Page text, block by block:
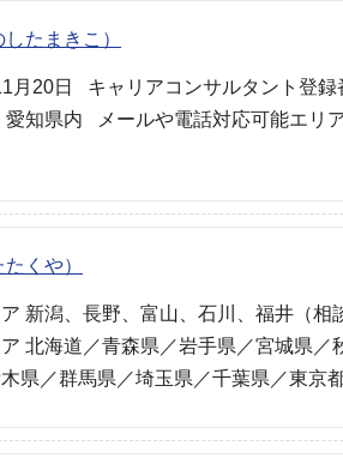
たまきこ）
月20日 キャリアコンサルタント登
愛知県内 メールや電話対応可能エリ
くや）
新潟、長野、富山、石川、福井（
北海道／青森県／岩手県／宮城県／
県／群馬県／埼玉県／千葉県／東京